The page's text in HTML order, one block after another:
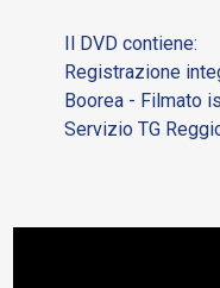
Il DVD contiene:
Registrazione
Boorea - Filmato
Servizio TG